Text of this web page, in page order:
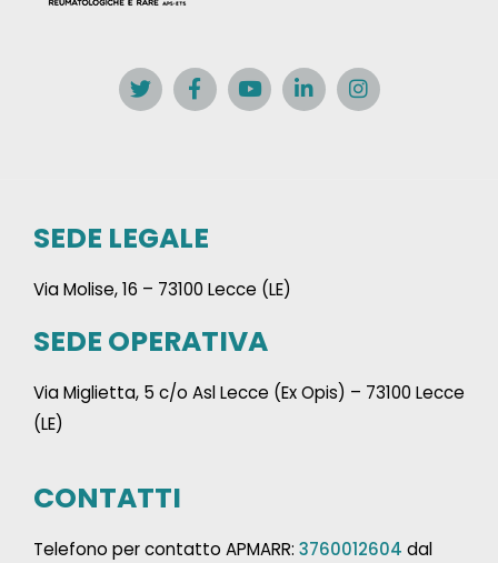
SEDE LEGALE
Via Molise, 16 – 73100 Lecce (LE)
SEDE OPERATIVA
Via Miglietta, 5 c/o Asl Lecce (Ex Opis) – 73100 Lecce
(LE)
CONTATTI
Telefono per contatto APMARR: 3760012604 dal